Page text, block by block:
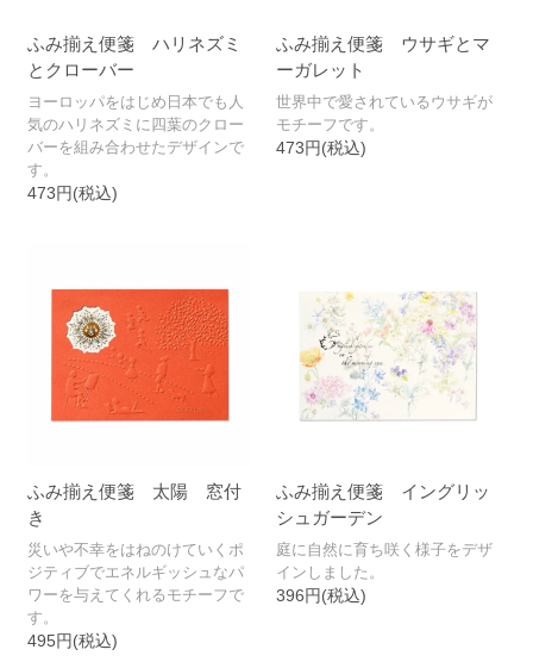
ふみ揃え便箋 ハリネズミ
とクローバー
ヨーロッパをはじめ日本でも人
気のハリネズミに四葉のクロー
バーを組み合わせたデザインで
す。
473円(税込)
ふみ揃え便箋 ウサギとマ
ーガレット
世界中で愛されているウサギが
モチーフです。
473円(税込)
ふみ揃え便箋 太陽 窓付
き
災いや不幸をはねのけていくポ
ジティブでエネルギッシュなパ
ワーを与えてくれるモチーフで
す。
495円(税込)
ふみ揃え便箋 イングリッ
シュガーデン
庭に自然に育ち咲く様子をデザ
インしました。
396円(税込)